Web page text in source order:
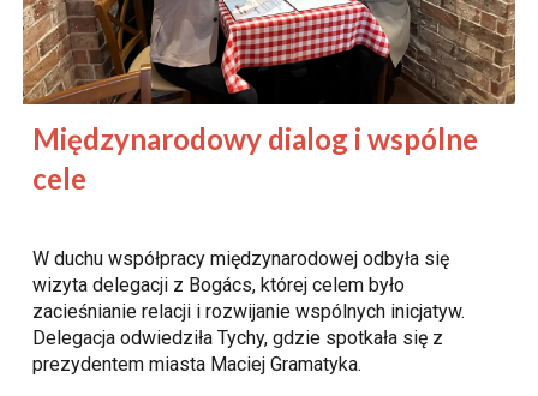
Międzynarodowy dialog i wspólne
cele
W duchu współpracy międzynarodowej odbyła się
wizyta delegacji z Bogács, której celem było
zacieśnianie relacji i rozwijanie wspólnych inicjatyw.
Delegacja odwiedziła Tychy, gdzie spotkała się z
prezydentem miasta Maciej Gramatyka.